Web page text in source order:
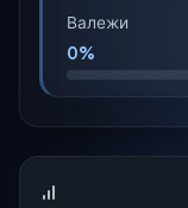
Валежи
0%